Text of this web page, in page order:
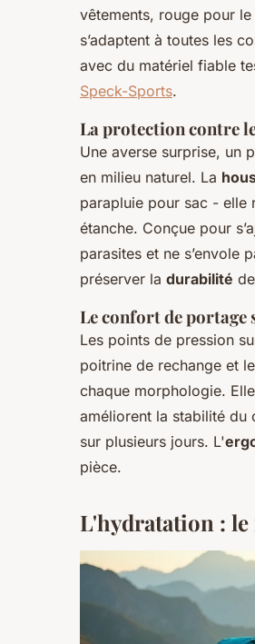
vêtements, rouge pour
s’adaptent à toutes les
avec du matériel fiable
Speck-Sports.
La protection contre
Une averse surprise, un
en milieu naturel. La
parapluie pour sac - elle
étanche. Conçue pour
parasites et ne s’envole
préserver la durabilité
Le confort de portage
Les points de pression
poitrine de rechange et
chaque morphologie.
améliorent la stabilité du
sur plusieurs jours. L'
pièce.
L'hydratation :